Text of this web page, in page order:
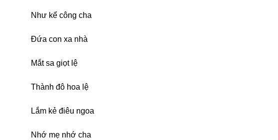
Như kể công cha
Đứa con xa nhà
Mắt sa giọt lệ
Thành đô hoa lệ
Lắm kẻ điêu ngoa
Nhớ mẹ nhớ cha